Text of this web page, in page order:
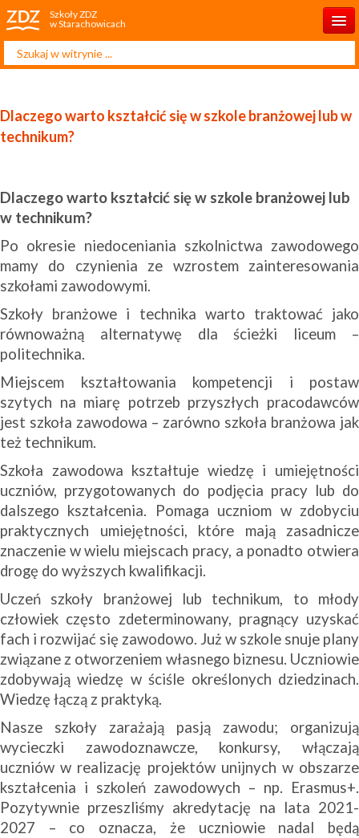
Szkoły ZDZ
w Starachowicach
Start
Rekrutacja 2025/2026
Dla rodzica
Projekty
Kontakt
Szukaj...
Dlaczego warto kształcić się w szkole branżowej lub w
technikum?
Dlaczego warto kształcić się w szkole branżowej lub
w technikum?
Po okresie niedoceniania szkolnictwa zawodowego
mamy do czynienia ze wzrostem zainteresowania
szkołami zawodowymi.
Szkoły branżowe i technika warto traktować jako
równoważną alternatywę dla ścieżki liceum –
politechnika.
Miejscem kształtowania kompetencji i postaw
szytych na miarę potrzeb przyszłych pracodawców
jest szkoła zawodowa – zarówno szkoła branżowa jak
też technikum.
Szkoła zawodowa kształtuje wiedzę i umiejętności
uczniów, przygotowanych do podjęcia pracy lub do
dalszego kształcenia. Pomaga uczniom w zdobyciu
praktycznych umiejętności, które mają zasadnicze
znaczenie w wielu miejscach pracy, a ponadto otwiera
drogę do wyższych kwalifikacji.
Uczeń szkoły branżowej lub technikum, to młody
człowiek często zdeterminowany, pragnący uzyskać
fach i rozwijać się zawodowo. Już w szkole snuje plany
związane z otworzeniem własnego biznesu. Uczniowie
zdobywają wiedzę w ściśle określonych dziedzinach.
Wiedzę łączą z praktyką.
Nasze szkoły zarażają pasją zawodu; organizują
wycieczki zawodoznawcze, konkursy, włączają
uczniów w realizację projektów unijnych w obszarze
kształcenia i szkoleń zawodowych – np. Erasmus+.
Pozytywnie przeszliśmy akredytację na lata 2021-
2027 – co oznacza, że uczniowie nadal będą